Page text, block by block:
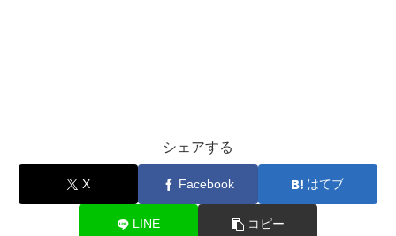
シェアする
X Facebook はてブ
LINE コピー